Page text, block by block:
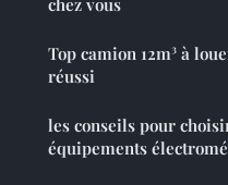
chez vous
Top camion 12m³ à
réussi
les conseils pour
équipements